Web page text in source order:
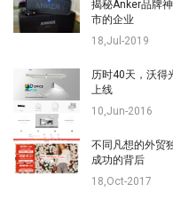
揭秘Anker品牌
市的企业
18,Jul-2019
历时40天，沃得
上线
10,Jun-2016
不同凡想的外贸
成功的背后
18,Oct-2017